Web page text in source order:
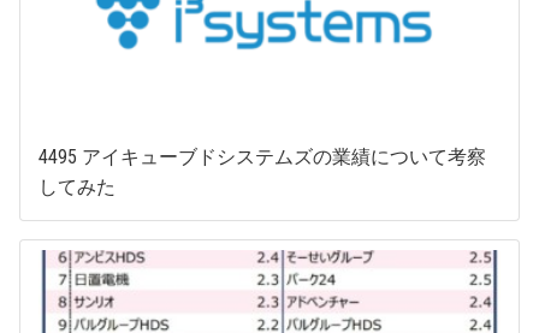
4495 アイキューブドシステムズの業績について考察
してみた